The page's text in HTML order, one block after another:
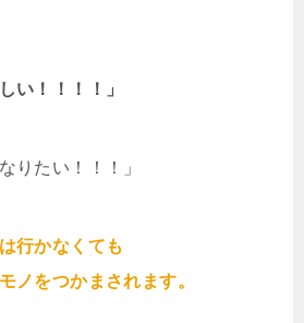
い！！！！」
りたい！！！」
行かなくても
ノをつかまされます。